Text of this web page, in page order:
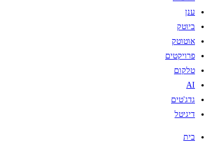
ענן
ביוטק
אוטוטק
פרויקטים
טלקום
AI
גדג'טים
דיגיטל
בית